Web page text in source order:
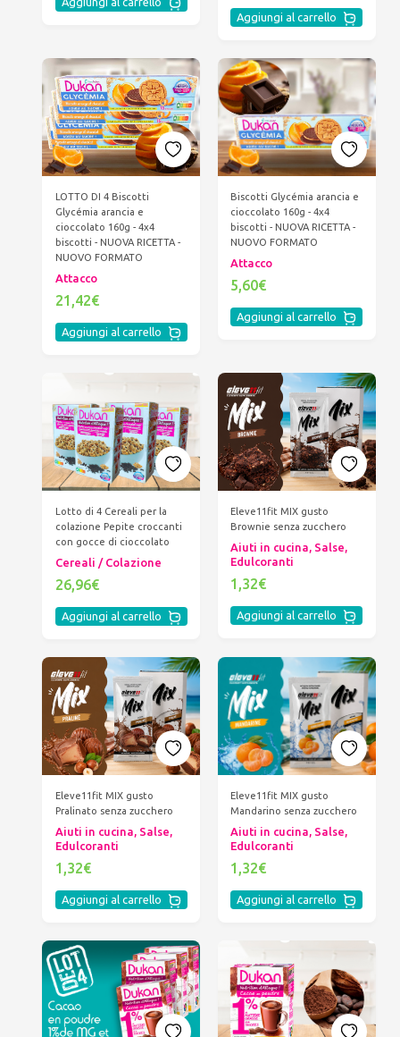
Aggiungi al carrello
LOTTO DI 4 Biscotti
Glycémia arancia e
cioccolato 160g - 4x4
biscotti - NUOVA RICETTA -
NUOVO FORMATO
Attacco
21,42€
Aggiungi al carrello
Biscotti Glycémia arancia e
cioccolato 160g - 4x4
biscotti - NUOVA RICETTA -
NUOVO FORMATO
Attacco
5,60€
Aggiungi al carrello
Lotto di 4 Cereali per la
colazione Pepite croccanti
con gocce di cioccolato
Cereali / Colazione
26,96€
Aggiungi al carrello
Eleve11fit MIX gusto
Brownie senza zucchero
Aiuti in cucina, Salse,
Edulcoranti
1,32€
Aggiungi al carrello
Eleve11fit MIX gusto
Pralinato senza zucchero
Aiuti in cucina, Salse,
Edulcoranti
1,32€
Aggiungi al carrello
Eleve11fit MIX gusto
Mandarino senza zucchero
Aiuti in cucina, Salse,
Edulcoranti
1,32€
Aggiungi al carrello